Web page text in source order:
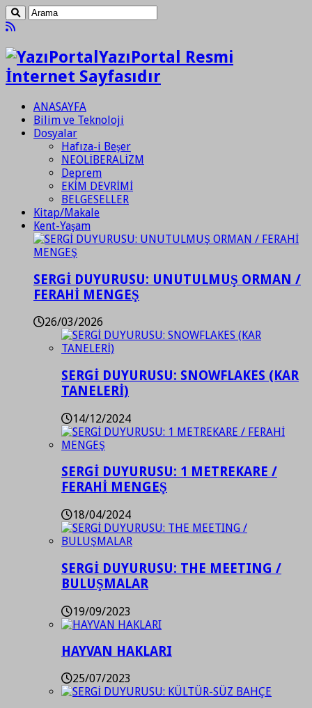
YazıPortal Resmi
İnternet Sayfasıdır
ANASAYFA
Bilim ve Teknoloji
Dosyalar
Hafıza-i Beşer
NEOLİBERALİZM
Deprem
EKİM DEVRİMİ
BELGESELLER
Kitap/Makale
Kent-Yaşam
SERGİ DUYURUSU: UNUTULMUŞ ORMAN /
FERAHİ MENGEŞ
26/03/2026
SERGİ DUYURUSU: SNOWFLAKES (KAR
TANELERİ)
14/12/2024
SERGİ DUYURUSU: 1 METREKARE /
FERAHİ MENGEŞ
18/04/2024
SERGİ DUYURUSU: THE MEETING /
BULUŞMALAR
19/09/2023
HAYVAN HAKLARI
25/07/2023